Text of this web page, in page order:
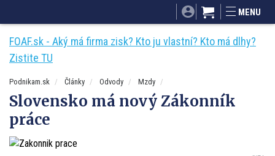
Mnamky-recepty.sk
MENU
FOAF.sk - Aký má firma zisk? Kto ju vlastní? Kto má dlhy?
Zistite TU
Podnikam.sk Články Odvody Mzdy
Slovensko má nový Zákonník
práce